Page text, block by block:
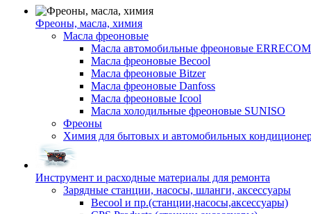
Фреоны, масла, химия
Масла фреоновые
Масла автомобильные фреоновые ERRECOM
Масла фреоновые Becool
Масла фреоновые Bitzer
Масла фреоновые Danfoss
Масла фреоновые Icool
Масла холодильные фреоновые SUNISO
Фреоны
Химия для бытовых и автомобильных
Инструмент и расходные материалы для ремонта
Зарядные станции, насосы, шланги, аксессуары
Becool и пр.(станции,насосы,аксессуары)